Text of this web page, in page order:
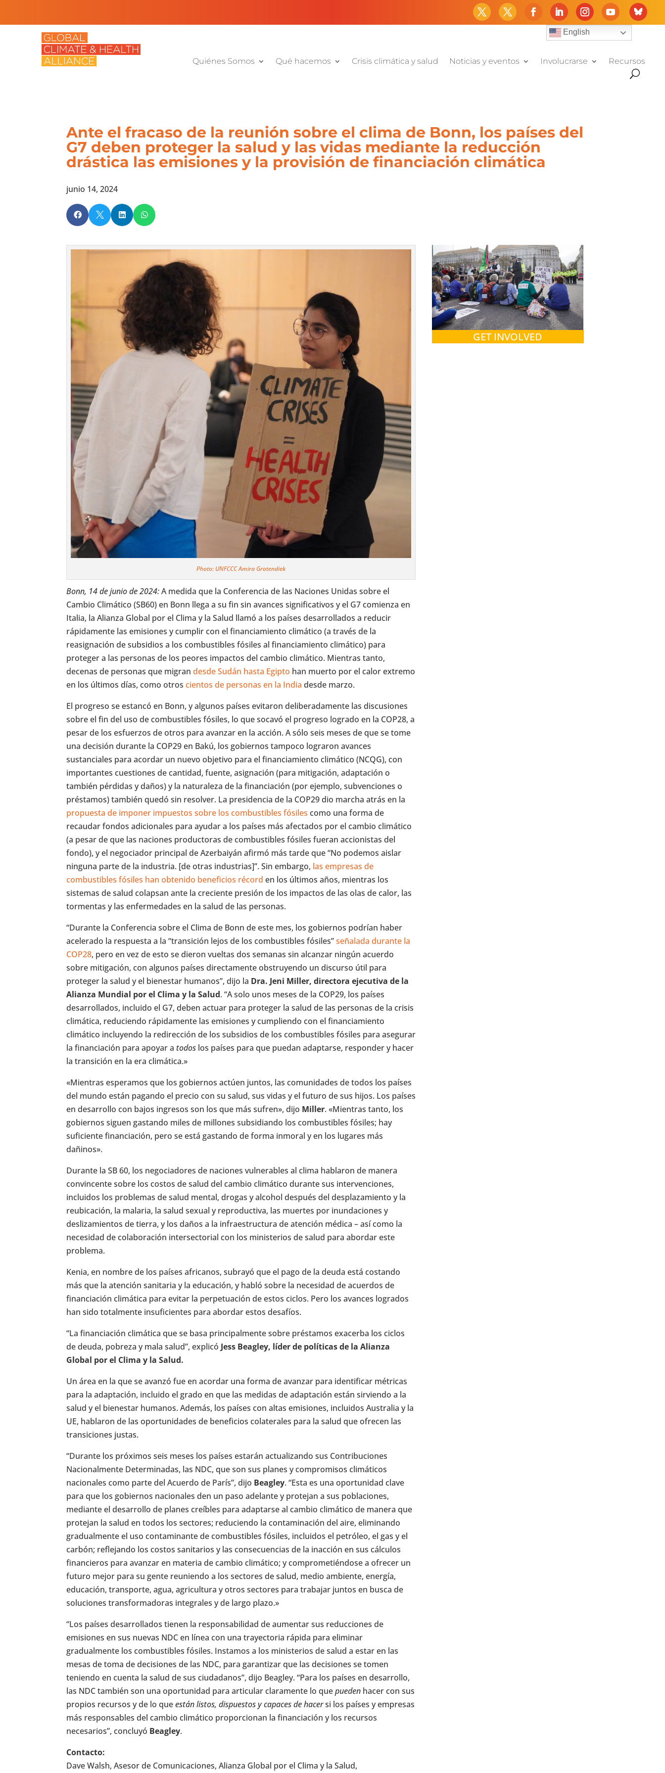
English
Quiénes Somos Qué hacemos Crisis climática y salud Noticias y eventos Involucrarse Recursos
Ante el fracaso de la reunión sobre el clima de Bonn, los países del
G7 deben proteger la salud y las vidas mediante la reducción
drástica las emisiones y la provisión de financiación climática
junio 14, 2024
   
Photo: UNFCCC Amira Grotendiek
Bonn, 14 de junio de 2024:A medida que la Conferencia de las Naciones Unidas sobre el
Cambio Climático (SB60) en Bonn llega a su fin sin avances significativos y el G7 comienza en
Italia, la Alianza Global por el Clima y la Salud llamó a los países desarrollados a reducir
rápidamente las emisiones y cumplir con el financiamiento climático (a través de la
reasignación de subsidios a los combustibles fósiles al financiamiento climático) para
proteger a las personas de los peores impactos del cambio climático. Mientras tanto,
decenas de personas que migrandesde Sudán hasta Egipto han muerto por el calor extremo
en los últimos días, como otroscientos de personas en la India desde marzo.
El progreso se estancó en Bonn, y algunos países evitaron deliberadamente las discusiones
sobre el fin del uso de combustibles fósiles, lo que socavó el progreso logrado en la COP28, a
pesar de los esfuerzos de otros para avanzar en la acción. A sólo seis meses de que se tome
una decisión durante la COP29 en Bakú, los gobiernos tampoco lograron avances
sustanciales para acordar un nuevo objetivo para el financiamiento climático (NCQG), con
importantes cuestiones de cantidad, fuente, asignación (para mitigación, adaptación o
también pérdidas y daños) y la naturaleza de la financiación (por ejemplo, subvenciones o
préstamos) también quedó sin resolver. La presidencia de la COP29 dio marcha atrás en la
propuesta de imponer impuestos sobre los combustibles fósiles como una forma de
recaudar fondos adicionales para ayudar a los países más afectados por el cambio climático
(a pesar de que las naciones productoras de combustibles fósiles fueran accionistas del
fondo), y el negociador principal de Azerbaiyán afirmó más tarde que “No podemos aislar
ninguna parte de la industria. [de otras industrias]”. Sin embargo, las empresas de
combustibles fósiles han obtenido beneficios récord en los últimos años, mientras los
sistemas de salud colapsan ante la creciente presión de los impactos de las olas de calor, las
tormentas y las enfermedades en la salud de las personas.
“Durante la Conferencia sobre el Clima de Bonn de este mes, los gobiernos podrían haber
acelerado la respuesta a la “transición lejos de los combustibles fósiles”señalada durante la
COP28, pero en vez de esto se dieron vueltas dos semanas sin alcanzar ningún acuerdo
sobre mitigación, con algunos países directamente obstruyendo un discurso útil para
proteger la salud y el bienestar humanos”, dijo la Dra. Jeni Miller, directora ejecutiva de la
Alianza Mundial por el Clima y la Salud. “A solo unos meses de la COP29, los países
desarrollados, incluido el G7, deben actuar para proteger la salud de las personas de la crisis
climática, reduciendo rápidamente las emisiones y cumpliendo con el financiamiento
climático incluyendo la redirección de los subsidios de los combustibles fósiles para asegurar
la financiación para apoyar a todos los países para que puedan adaptarse, responder y hacer
la transición en la era climática.»
«Mientras esperamos que los gobiernos actúen juntos, las comunidades de todos los países
del mundo están pagando el precio con su salud, sus vidas y el futuro de sus hijos. Los países
en desarrollo con bajos ingresos son los que más sufren», dijo Miller. «Mientras tanto, los
gobiernos siguen gastando miles de millones subsidiando los combustibles fósiles; hay
suficiente financiación, pero se está gastando de forma inmoral y en los lugares más
dañinos».
Durante la SB 60, los negociadores de naciones vulnerables al clima hablaron de manera
convincente sobre los costos de salud del cambio climático durante sus intervenciones,
incluidos los problemas de salud mental, drogas y alcohol después del desplazamiento y la
reubicación, la malaria, la salud sexual y reproductiva, las muertes por inundaciones y
deslizamientos de tierra, y los daños a la infraestructura de atención médica – así como la
necesidad de colaboración intersectorial con los ministerios de salud para abordar este
problema.
Kenia, en nombre de los países africanos, subrayó que el pago de la deuda está costando
más que la atención sanitaria y la educación, y habló sobre la necesidad de acuerdos de
financiación climática para evitar la perpetuación de estos ciclos. Pero los avances logrados
han sido totalmente insuficientes para abordar estos desafíos.
“La financiación climática que se basa principalmente sobre préstamos exacerba los ciclos
de deuda, pobreza y mala salud”, explicó Jess Beagley, líder de políticas de la Alianza
Global por el Clima y la Salud.
Un área en la que se avanzó fue en acordar una forma de avanzar para identificar métricas
para la adaptación, incluido el grado en que las medidas de adaptación están sirviendo a la
salud y el bienestar humanos. Además, los países con altas emisiones, incluidos Australia y la
UE, hablaron de las oportunidades de beneficios colaterales para la salud que ofrecen las
transiciones justas.
“Durante los próximos seis meses los países estarán actualizando sus Contribuciones
Nacionalmente Determinadas, las NDC, que son sus planes y compromisos climáticos
nacionales como parte del Acuerdo de París”, dijo Beagley. “Esta es una oportunidad clave
para que los gobiernos nacionales den un paso adelante y protejan a sus poblaciones,
mediante el desarrollo de planes creíbles para adaptarse al cambio climático de manera que
protejan la salud en todos los sectores; reduciendo la contaminación del aire, eliminando
gradualmente el uso contaminante de combustibles fósiles, incluidos el petróleo, el gas y el
carbón; reflejando los costos sanitarios y las consecuencias de la inacción en sus cálculos
financieros para avanzar en materia de cambio climático; y comprometiéndose a ofrecer un
futuro mejor para su gente reuniendo a los sectores de salud, medio ambiente, energía,
educación, transporte, agua, agricultura y otros sectores para trabajar juntos en busca de
soluciones transformadoras integrales y de largo plazo.»
“Los países desarrollados tienen la responsabilidad de aumentar sus reducciones de
emisiones en sus nuevas NDC en línea con una trayectoria rápida para eliminar
gradualmente los combustibles fósiles. Instamos a los ministerios de salud a estar en las
mesas de toma de decisiones de las NDC, para garantizar que las decisiones se tomen
teniendo en cuenta la salud de sus ciudadanos”, dijo Beagley. “Para los países en desarrollo,
las NDC también son una oportunidad para articular claramente lo quepueden hacer con sus
propios recursos y de lo queestán listos, dispuestos y capaces de hacersi los países y empresas
más responsables del cambio climático proporcionan la financiación y los recursos
necesarios”, concluyó Beagley.
Contacto:
Dave Walsh, Asesor de Comunicaciones, Alianza Global por el Clima y la Salud,
GET INVOLVED